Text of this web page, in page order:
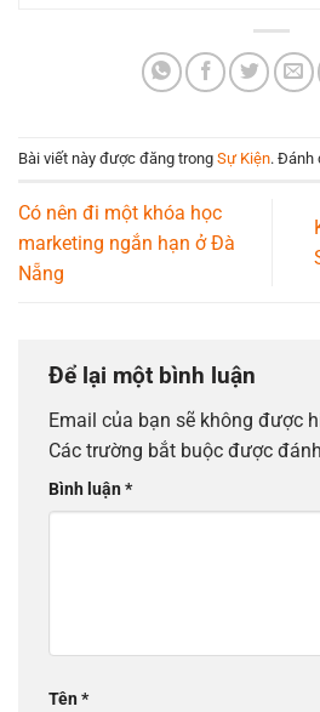
Bài viết này được đăng trong Sự Kiện. Đánh
Có nên đi một khóa học
marketing ngắn hạn ở Đà
Nẵng
Để lại một bình luận
Email của bạn sẽ không được
Các trường bắt buộc được
Bình luận*
Tên*